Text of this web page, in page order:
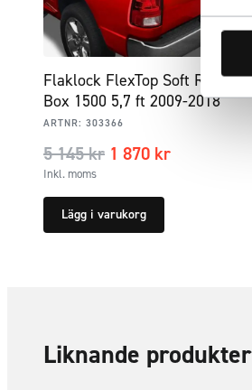
Flaklock FlexTop Soft RAM
Box 1500 5,7 ft 2009-2018
ARTNR: 303366
5 145kr 1 870 kr
Inkl. moms
Lägg i varukorg
Liknande produkter